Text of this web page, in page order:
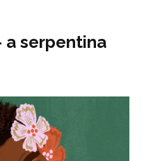
a serpentina